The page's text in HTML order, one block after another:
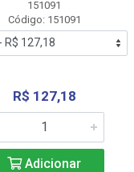
151091
Código: 151091
R$ 127,18
Adicionar